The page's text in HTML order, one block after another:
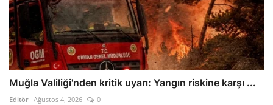
Muğla Valiliği'nden kritik uyarı: Yangın riskine karşı ...
Editör Ağustos 4, 2026 0